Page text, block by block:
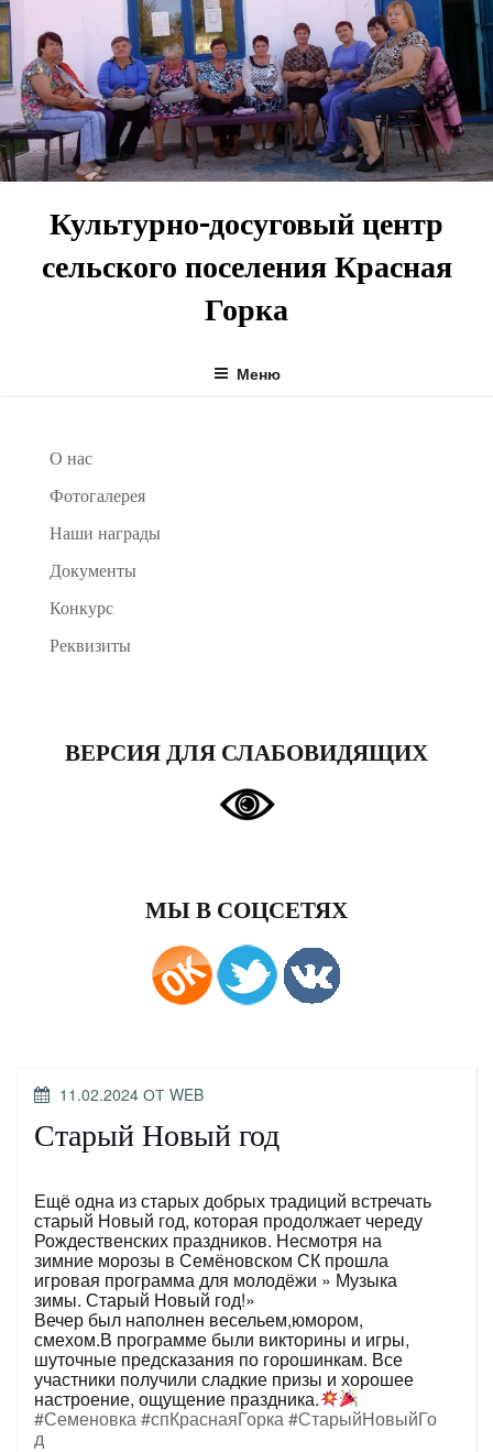
Перейти
к
содержимому
Культурно-досуговый центр
сельского поселения Красная
Горка
Меню
О нас
Фотогалерея
Наши награды
Документы
Конкурс
Реквизиты
ВЕРСИЯ ДЛЯ СЛАБОВИДЯЩИХ
МЫ В СОЦСЕТЯХ
ОПУБЛИКОВАНО
11.02.2024 ОТ WEB
Старый Новый год
Ещё одна из старых добрых традиций встречать
старый Новый год, которая продолжает череду
Рождественских праздников. Несмотря на
зимние морозы в Семёновском СК прошла
игровая программа для молодёжи » Музыка
зимы. Старый Новый год!»
Вечер был наполнен весельем,юмором,
смехом.В программе были викторины и игры,
шуточные предсказания по горошинкам. Все
участники получили сладкие призы и хорошее
настроение, ощущение праздника.
#Семеновка#спКраснаяГорка#СтарыйНовыйГо
д